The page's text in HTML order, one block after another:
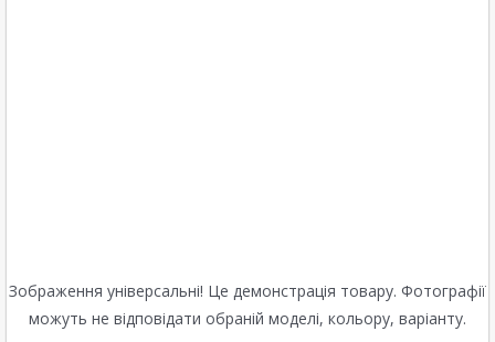
Зображення універсальні! Це демонстрація товару. Фотографії
можуть не відповідати обраній моделі, кольору, варіанту.